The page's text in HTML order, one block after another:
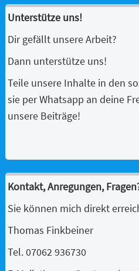
Unterstütze uns!
Dir gefällt unsere Arbeit?
Dann unterstütze uns!
Teile unsere Inhalte in den
sie per Whatsapp an deine
unsere Beiträge!
Kontakt, Anregungen,
Sie können mich direkt
Thomas Finkbeiner
Tel. 07062 936730